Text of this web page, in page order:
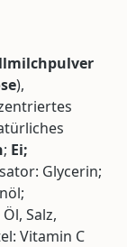
),
; Ei;
Glycerin;
Salz,
Vitamin C